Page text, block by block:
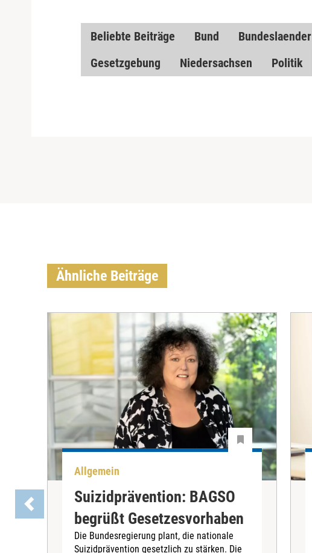
Beliebte Beiträge Bund Bundeslaender
Gesetzgebung
Niedersachsen Politik
Ähnliche Beiträge
Allgemein
Suizidprävention: BAGSO
begrüßt Gesetzesvorhaben
Die Bundesregierung plant, die nationale
Suizidprävention gesetzlich zu stärken. Die